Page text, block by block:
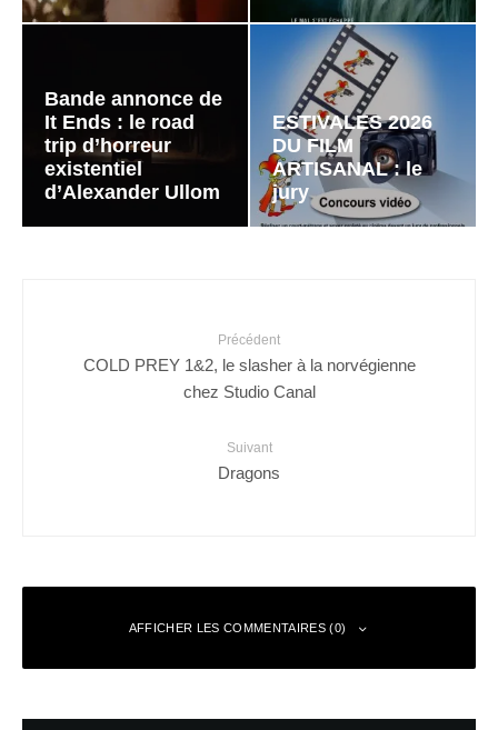
Bande annonce de
It Ends : le road
trip d’horreur
existentiel
d’Alexander Ullom
ESTIVALES 2026
DU FILM
ARTISANAL : le
jury
Précédent
COLD PREY 1&2, le slasher à la norvégienne
chez Studio Canal
Suivant
Dragons
AFFICHER LES COMMENTAIRES (0)